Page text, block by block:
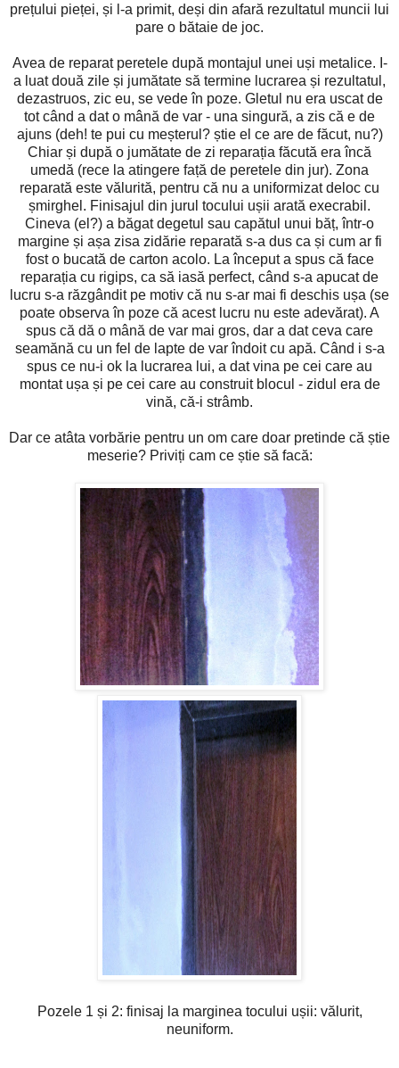
prețului pieței, și l-a primit, deși din afară rezultatul muncii lui
pare o bătaie de joc.
Avea de reparat peretele după montajul unei uși metalice. I-
a luat două zile și jumătate să termine lucrarea și rezultatul,
dezastruos, zic eu, se vede în poze. Gletul nu era uscat de
tot când a dat o mână de var - una singură, a zis că e de
ajuns (deh! te pui cu meșterul? știe el ce are de făcut, nu?)
Chiar și după o jumătate de zi reparația făcută era încă
umedă (rece la atingere față de peretele din jur). Zona
reparată este vălurită, pentru că nu a uniformizat deloc cu
șmirghel. Finisajul din jurul tocului ușii arată execrabil.
Cineva (el?) a băgat degetul sau capătul unui băț, într-o
margine și așa zisa zidărie reparată s-a dus ca și cum ar fi
fost o bucată de carton acolo. La început a spus că face
reparația cu rigips, ca să iasă perfect, când s-a apucat de
lucru s-a răzgândit pe motiv că nu s-ar mai fi deschis ușa (se
poate observa în poze că acest lucru nu este adevărat). A
spus că dă o mână de var mai gros, dar a dat ceva care
seamănă cu un fel de lapte de var îndoit cu apă. Când i s-a
spus ce nu-i ok la lucrarea lui, a dat vina pe cei care au
montat ușa și pe cei care au construit blocul - zidul era de
vină, că-i strâmb.
Dar ce atâta vorbărie pentru un om care doar pretinde că știe
meserie? Priviți cam ce știe să facă:
Pozele 1 și 2: finisaj la marginea tocului ușii: vălurit,
neuniform.